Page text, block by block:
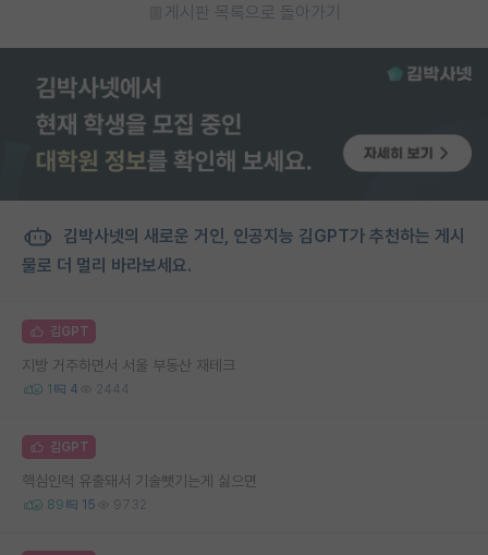
게시판 목록으로 돌아가기
김박사넷의 새로운 거인, 인공지능 김GPT가 추천하는 게시
물로 더 멀리 바라보세요.
김GPT
지방 거주하면서 서울 부동산 재테크
1 4 2444
김GPT
핵심인력 유출돼서 기술뺏기는게 싫으면
89 15 9732